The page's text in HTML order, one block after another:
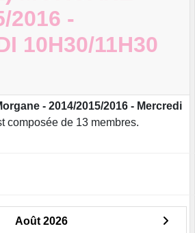
2016 -
10H30/11H30
- 2014/2015/2016 - Mercredi
composée de 13 membres.
Août 2026